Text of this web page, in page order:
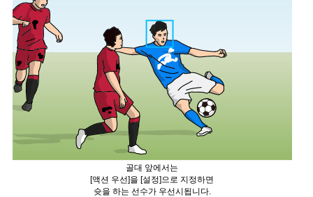
골대 앞에서는
[액션 우선]을 [설정]으로 지정하면
슛을 하는 선수가 우선시됩니다.